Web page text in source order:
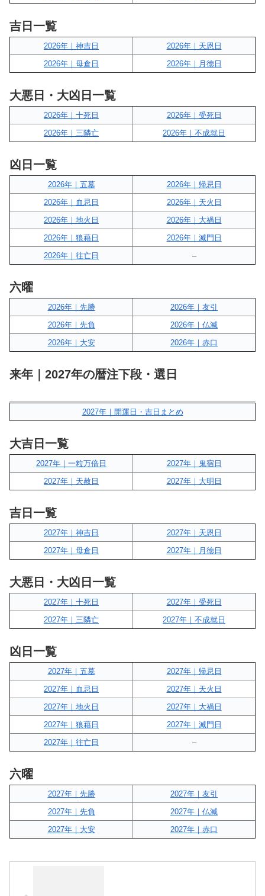
吉日一覧
2026年｜神吉日
2026年｜天恩日
2026年｜母倉日
2026年｜月徳日
大悪日・大凶日一覧
2026年｜十死日
2026年｜受死日
2026年｜三隣亡
2026年｜不成就日
凶日一覧
2026年｜五墓
2026年｜帰忌日
2026年｜血忌日
2026年｜天火日
2026年｜地火日
2026年｜大禍日
2026年｜狼藉日
2026年｜滅門日
2026年｜往亡日
–
六曜
2026年｜先勝
2026年｜友引
2026年｜先負
2026年｜仏滅
2026年｜大安
2026年｜赤口
来年｜2027年の暦注下段・選日
2027年｜開運日・吉日まとめ
大吉日一覧
2027年｜一粒万倍日
2027年｜鬼宿日
2027年｜天赦日
2027年｜大明日
吉日一覧
2027年｜神吉日
2027年｜天恩日
2027年｜母倉日
2027年｜月徳日
大悪日・大凶日一覧
2027年｜十死日
2027年｜受死日
2027年｜三隣亡
2027年｜不成就日
凶日一覧
2027年｜五墓
2027年｜帰忌日
2027年｜血忌日
2027年｜天火日
2027年｜地火日
2027年｜大禍日
2027年｜狼藉日
2027年｜滅門日
2027年｜往亡日
–
六曜
2027年｜先勝
2027年｜友引
2027年｜先負
2027年｜仏滅
2027年｜大安
2027年｜赤口